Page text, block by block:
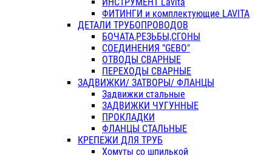
ФИТИНГИ и комплектующие LAVITA
ДЕТАЛИ ТРУБОПРОВОДОВ
БОЧАТА,РЕЗЬБЫ,СГОНЫ
СОЕДИНЕНИЯ "GEBO"
ОТВОДЫ СВАРНЫЕ
ПЕРЕХОДЫ СВАРНЫЕ
ЗАДВИЖКИ/ ЗАТВОРЫ/ ФЛАНЦЫ
Задвижки стальные
ЗАДВИЖКИ ЧУГУННЫЕ
ПРОКЛАДКИ
ФЛАНЦЫ СТАЛЬНЫЕ
КРЕПЕЖИ ДЛЯ ТРУБ
Хомуты со шпилькой